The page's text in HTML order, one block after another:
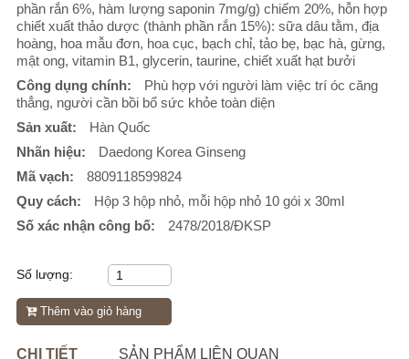
phần rắn 6%, hàm lượng saponin 7mg/g) chiếm 20%, hỗn hợp
chiết xuất thảo dược (thành phần rắn 15%): sữa dâu tằm, địa
hoàng, hoa mẫu đơn, hoa cục, bạch chỉ, tảo bẹ, bạc hà, gừng,
mật ong, vitamin B1, glycerin, taurine, chiết xuất hạt bưởi
Công dụng chính:
Phù hợp với người làm việc trí óc căng
thẳng, người cần bồi bổ sức khỏe toàn diện
Sản xuất:
Hàn Quốc
Nhãn hiệu:
Daedong Korea Ginseng
Mã vạch:
8809118599824
Quy cách:
Hộp 3 hộp nhỏ, mỗi hộp nhỏ 10 gói x 30ml
Số xác nhận công bố:
2478/2018/ĐKSP
Số lượng:
Thêm vào giỏ hàng
CHI TIẾT SẢN PHẨM LIÊN QUAN